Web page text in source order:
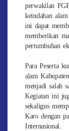
perwakilan
keindahan
ini dapat
memberikan
pertumbuhan
Para Peserta
alam
menjadi salah
Kegiatan ini
sekaligus
Karo dengan
Internasional.